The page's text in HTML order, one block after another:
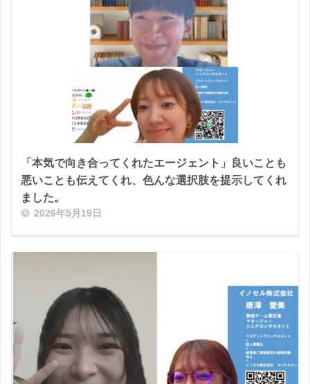
「本気で向き合ってくれたエージェント」良いことも
悪いことも伝えてくれ、色んな選択肢を提示してくれ
ました。
2026年5月19日